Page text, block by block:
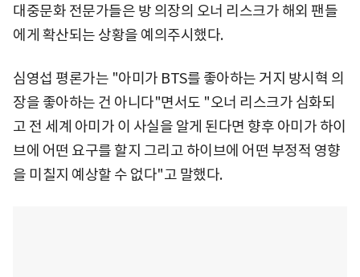
대중문화 전문가들은 방 의장의 오너 리스크가 해외 팬들
에게 확산되는 상황을 예의주시했다.
심영섭 평론가는 "아미가 BTS를 좋아하는 거지 방시혁 의
장을 좋아하는 건 아니다"면서도 "오너 리스크가 심화되
고 전 세계 아미가 이 사실을 알게 된다면 향후 아미가 하이
브에 어떤 요구를 할지 그리고 하이브에 어떤 부정적 영향
을 미칠지 예상할 수 없다"고 말했다.